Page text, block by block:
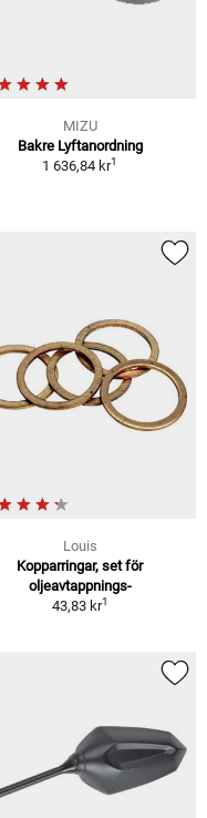
MIZU
Bakre Lyftanordning
1 636,84 kr1
Louis
Kopparringar, set för
oljeavtappnings-
43,83 kr1